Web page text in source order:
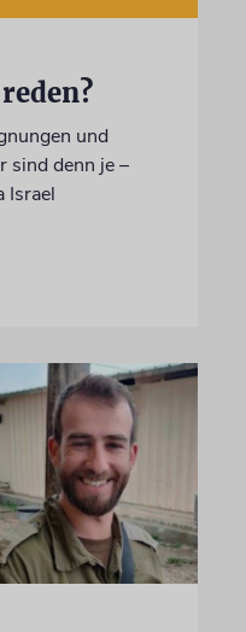
und
sind denn je –
Israel